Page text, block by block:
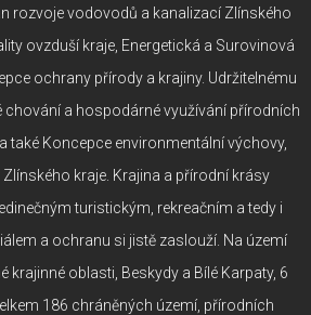
rozvoje vodovodů a kanalizací Zlínského
ovzduší kraje, Energetická a Surovinová
ochrany přírody a krajiny. Udržitelnému
chování a hospodárné využívání přírodních
také Koncepce environmentální výchovy,
kraje. Krajina a přírodní krásy
turistickým, rekreačním a tedy i
a ochranu si jistě zaslouží. Na území
krajinné oblasti, Beskydy a Bílé Karpaty, 6
186 chráněných území, přírodních